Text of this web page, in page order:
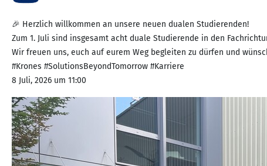
🎉 Herzlich willkommen an unsere neuen dualen Studierenden!
Zum 1. Juli sind insgesamt acht duale Studierende in den
Wir freuen uns, euch auf eurem Weg begleiten zu dürfen und
#Krones #SolutionsBeyondTomorrow #Karriere
8 Juli, 2026 um 11:00